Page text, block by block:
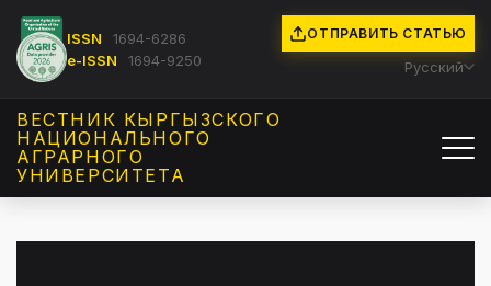
ISSN
1694-6286
e-ISSN
1694-9250
ОТПРАВИТЬ СТАТЬЮ
Русский
ВЕСТНИК КЫРГЫЗCКОГО
НАЦИОНАЛЬНОГО
АГРАРНОГО
УНИВЕРСИТЕТА